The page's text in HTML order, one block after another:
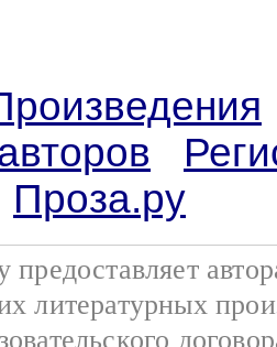
Проза.ру
литературных